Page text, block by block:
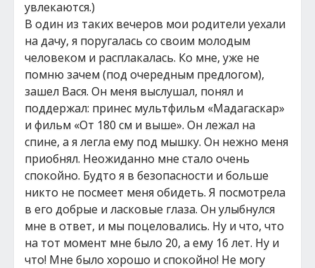
увлекаются.)
В один из таких вечеров мои родители уехали
на дачу, я поругалась со своим молодым
человеком и расплакалась. Ко мне, уже не
помню зачем (под очередным предлогом),
зашел Вася. Он меня выслушал, понял и
поддержал: принес мультфильм «Мадагаскар»
и фильм «От 180 см и выше». Он лежал на
спине, а я легла ему под мышку. Он нежно меня
приобнял. Неожиданно мне стало очень
спокойно. Будто я в безопасности и больше
никто не посмеет меня обидеть. Я посмотрела
в его добрые и ласковые глаза. Он улыбнулся
мне в ответ, и мы поцеловались. Ну и что, что
на тот момент мне было 20, а ему 16 лет. Ну и
что! Мне было хорошо и спокойно! Не могу